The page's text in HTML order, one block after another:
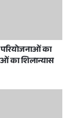
का
का शिलान्यास